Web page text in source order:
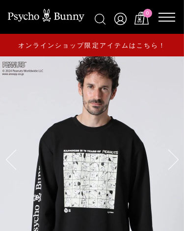
0
オンラインショップ限定アイテムはこちら！